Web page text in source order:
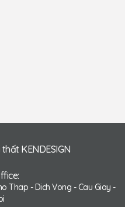
KENDESIGN
Thap - Dich Vong - Cau Giay -